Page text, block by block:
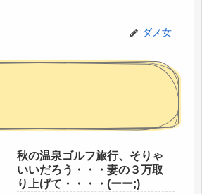
ダメ女
秋の温泉ゴルフ旅行、そりゃ
いいだろう・・・妻の３万取
り上げて・・・・(ーー;)